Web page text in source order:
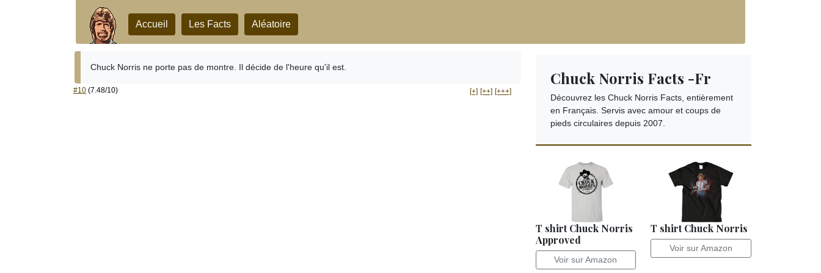
Accueil Les Facts Aléatoire
Chuck Norris ne porte pas de montre. Il décide de l'heure qu'il est.
#10 (7.48/10) [+] [++] [+++]
Chuck Norris Facts -Fr
Découvrez les Chuck Norris Facts, entièrement
en Français. Servis avec amour et coups de
pieds circulaires depuis 2007.
T shirt Chuck Norris
Approved
Voir sur Amazon
T shirt Chuck Norris
Voir sur Amazon